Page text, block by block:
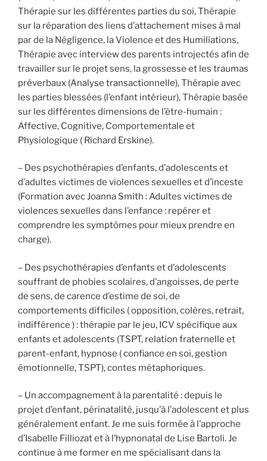
Thérapie sur les différentes parties du soi, Thérapie
sur la réparation des liens d’attachement mises à mal
par de la Négligence, la Violence et des Humiliations,
Thérapie avec interview des parents introjectés afin de
travailler sur le projet sens, la grossesse et les traumas
préverbaux (Analyse transactionnelle), Thérapie avec
les parties blessées (l’enfant intérieur), Thérapie basée
sur les différentes dimensions de l’être-humain :
Affective, Cognitive, Comportementale et
Physiologique ( Richard Erskine).
– Des psychothérapies d’enfants, d’adolescents et
d’adultes victimes de violences sexuelles et d’inceste
(Formation avec Joanna Smith : Adultes victimes de
violences sexuelles dans l’enfance : repérer et
comprendre les symptômes pour mieux prendre en
charge).
– Des psychothérapies d’enfants et d’adolescents
souffrant de phobies scolaires, d’angoisses, de perte
de sens, de carence d’estime de soi, de
comportements difficiles ( opposition, colères, retrait,
indifférence ) : thérapie par le jeu, ICV spécifique aux
enfants et adolescents (TSPT, relation fraternelle et
parent-enfant, hypnose ( confiance en soi, gestion
émotionnelle, TSPT), contes métaphoriques.
– Un accompagnement à la parentalité : depuis le
projet d’enfant, périnatalité, jusqu’à l’adolescent et plus
généralement enfant. Je me suis formée à l’approche
d’Isabelle Filliozat et à l’hypnonatal de Lise Bartoli. Je
continue à me former en me spécialisant dans la